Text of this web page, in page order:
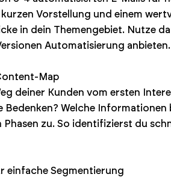
Vorstellung und einem
in dein Themengebiet. Nutze
Automatisierung anbieten.
Map
deiner Kunden vom ersten
Bedenken? Welche
Phasen zu. So identifizierst du
einfache Segmentierung